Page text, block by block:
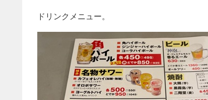
ドリンクメニュー。